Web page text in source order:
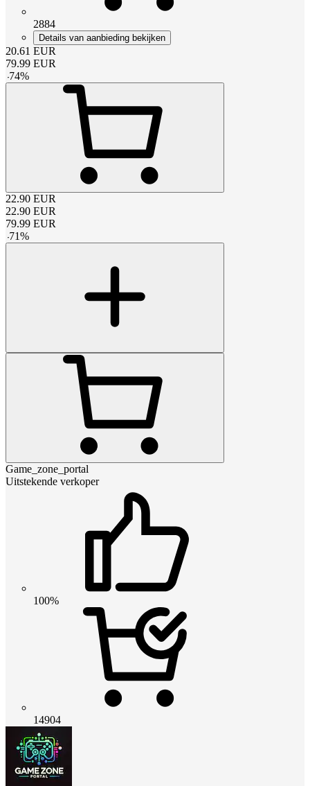
2884
Details van aanbieding bekijken
20.61 EUR
79.99 EUR
-74%
22.90 EUR
22.90 EUR
79.99 EUR
-71%
Game_zone_portal
Uitstekende verkoper
100%
14904